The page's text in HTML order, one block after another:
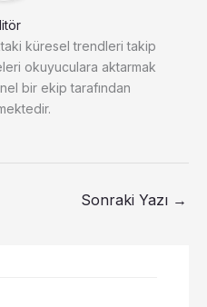
küresel trendleri takip
okuyuculara aktarmak
bir ekip tarafından
Sonraki Yazı →